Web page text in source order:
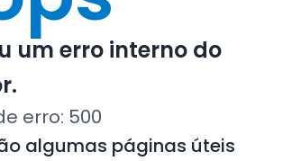
um erro interno do
erro: 500
algumas páginas úteis